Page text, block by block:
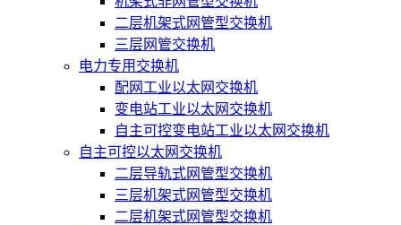
二层机架式网管型交换机
三层网管交换机
电力专用交换机
配网工业以太网交换机
变电站工业以太网交换机
自主可控变电站工业以太网交换机
自主可控以太网交换机
二层导轨式网管型交换机
三层机架式网管型交换机
二层机架式网管型交换机